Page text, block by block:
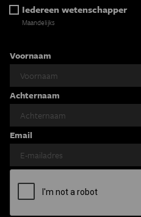
Iedereen wetenschapper
Maandelijks
Voornaam
Achternaam
Email